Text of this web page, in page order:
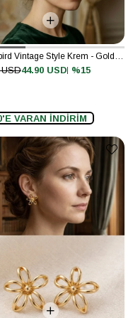
Retrobird Vintage Style Krem - Gold Tasarım Küpe
%15
44.90 USD
VARAN İNDİRİM